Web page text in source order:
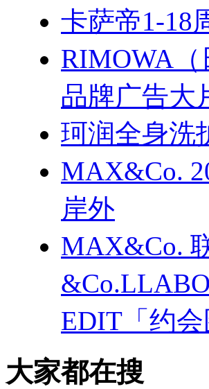
卡萨帝1-18
RIMOWA
品牌广告大
珂润全身洗
MAX&Co.
岸外
MAX&Co.
EDIT「约会
大家都在搜